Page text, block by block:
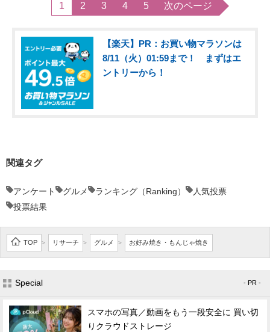
1 2 3 4 5 次のページ
【楽天】PR：お買い物マラソンは
8/11（火）01:59まで！ まずはエ
ントリーから！
関連タグ
アンケート グルメ ランキング（Ranking）
人気投票
投票結果
TOP > リサーチ > グルメ > お好み焼き・もんじゃ焼き
Special - PR -
スマホの写真／動画をもう一段安全に 買い切
りクラウドストレージ